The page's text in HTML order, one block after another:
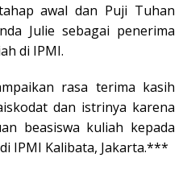
awal dan Puji Tuhan
Julie sebagai penerima
di IPMI.
rasa terima kasih
dan istrinya karena
beasiswa kuliah kepada
IPMI Kalibata, Jakarta.***